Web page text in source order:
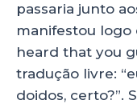
passaria junto
manifestou logo
heard that you
tradução livre:
doidos, certo?”.